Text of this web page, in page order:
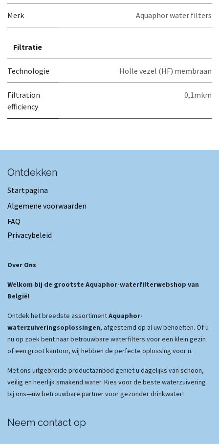
Merk Aquaphor water filters
Filtratie
Technologie Holle vezel (HF) membraan
Filtration
efficiency
0,1mkm
Ontdekken
Startpagina
Algemene voorwaarden
FAQ
Privacybeleid
Over Ons
Welkom bij de grootste Aquaphor-waterfilterwebshop van
België!
Ontdek het breedste assortimentAquaphor-
waterzuiveringsoplossingen, afgestemd op al uw behoeften. Of u
nu op zoek bent naar betrouwbare waterfilters voor een klein gezin
of een groot kantoor, wij hebben de perfecte oplossing voor u.
Met ons uitgebreide productaanbod geniet u dagelijks van schoon,
veilig en heerlijk smakend water. Kies voor de beste waterzuivering
bij ons—uw betrouwbare partner voor gezonder drinkwater!
Neem contact op